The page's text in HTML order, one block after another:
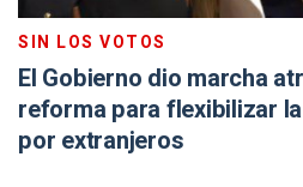
SIN LOS VOTOS
El Gobierno dio marcha
reforma para flexibilizar
por extranjeros